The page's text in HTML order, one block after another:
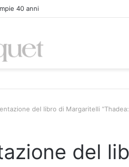
40 anni
del libro di Margaritelli
del